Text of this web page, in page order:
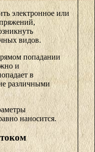
электронное или
видов.
попадании
и
в
различными
наносится.